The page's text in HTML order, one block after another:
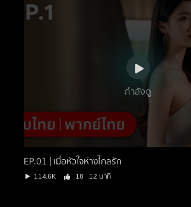
กำลังดู
EP.01 | เมื่อหัวใจห่างไกลรัก
114.6K 18 12 นาที